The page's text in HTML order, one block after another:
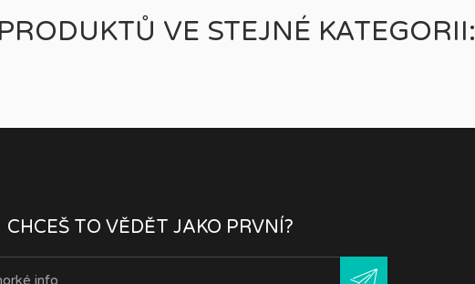
VE STEJNÉ KATEGORII:
CHCEŠ TO VĚDĚT JAKO PRVNÍ?